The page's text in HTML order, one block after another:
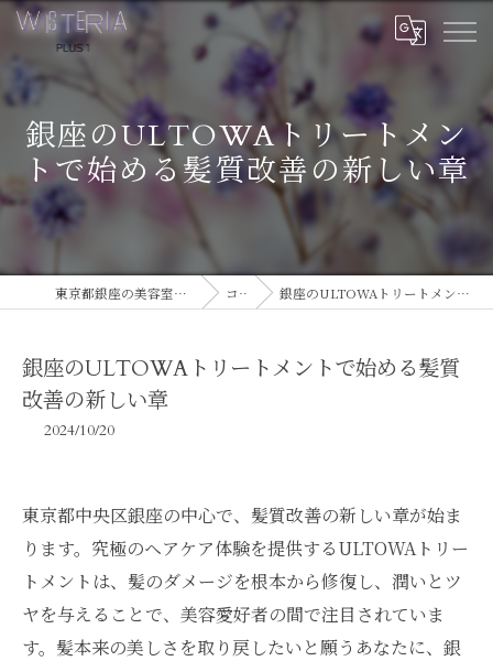
銀座のULTOWAトリートメン
トで始める髪質改善の新しい章
東京都銀座の美容室ならWISTERIA PLUS 1 コラム 銀座のULTOWAトリートメントで始める髪質改善の新しい章
銀座のULTOWAトリートメントで始める髪質
改善の新しい章
2024/10/20
東京都中央区銀座の中心で、髪質改善の新しい章が始ま
ります。究極のヘアケア体験を提供するULTOWAトリー
トメントは、髪のダメージを根本から修復し、潤いとツ
ヤを与えることで、美容愛好者の間で注目されていま
す。髪本来の美しさを取り戻したいと願うあなたに、銀